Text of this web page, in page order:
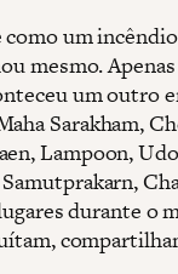
como um
mesmo.
um outro
Sarakham,
Lampoon,
durante o